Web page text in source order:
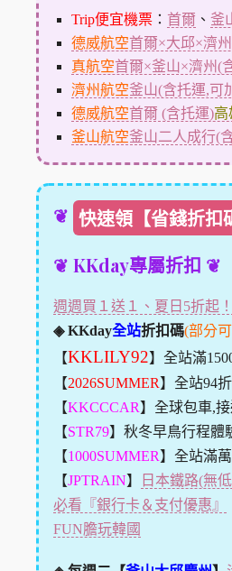
Trip便宜機票： 首爾 、 釜
德威航空首爾×大邱×濟
真航空首爾×釜山×濟州(
濟州航空釜山(含托運,可
德威航空首爾 (含托運)高
釜山航空釜山二人成行(
❦ 快速領【省錢折扣
❦ KKday專屬折扣 ❦
週週買１送１、夏日5折起！
◈ KKday全站折扣碼(部分
【KKLILY92】全站滿
【2026SUMMER】全站94折
【KKCCCAR】全球包車,
【STR79】秋冬早鳥行程體
【1000SUMMER】全站滿
【JPTRAIN】 日本鐵路(無
必看『銀行卡＆支付優惠』
FUN膽玩韓國